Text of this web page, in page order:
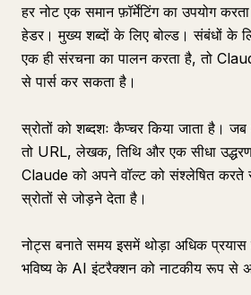
हर नोट एक समान फ़ॉर्मेटिंग का उपयोग
हेडर। मुख्य शब्दों के लिए बोल्ड। संबंधों के
एक ही संरचना का पालन करता है, तो
से पार्स कर सकता है।
स्रोतों को शब्दशः कैप्चर किया जाता है।
तो URL, लेखक, तिथि और एक सीधा
Claude को अपने वॉल्ट को संश्लेषित करते
स्रोतों से जोड़ने देता है।
नोट्स बनाते समय इसमें थोड़ा अधिक
भविष्य के AI इंटरैक्शन को नाटकीय रूप से